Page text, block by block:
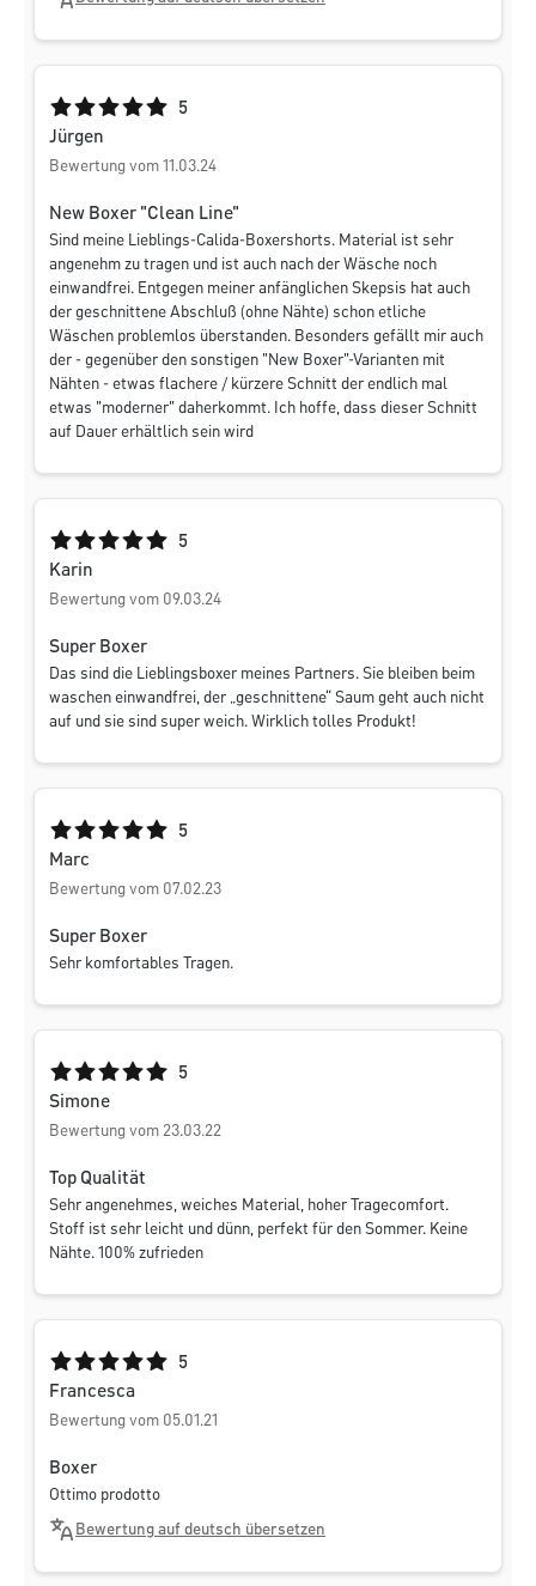
Durchschnittliche Bewertung von 5 von 5 Sternen
5
Jürgen
Bewertung vom 11.03.24
New Boxer "Clean Line"
Sind meine Lieblings-Calida-Boxershorts. Material ist sehr
angenehm zu tragen und ist auch nach der Wäsche noch
einwandfrei. Entgegen meiner anfänglichen Skepsis hat auch
der geschnittene Abschluß (ohne Nähte) schon etliche
Wäschen problemlos überstanden. Besonders gefällt mir auch
der - gegenüber den sonstigen "New Boxer"-Varianten mit
Nähten - etwas flachere / kürzere Schnitt der endlich mal
etwas "moderner" daherkommt. Ich hoffe, dass dieser Schnitt
auf Dauer erhältlich sein wird
Durchschnittliche Bewertung von 5 von 5 Sternen
5
Karin
Bewertung vom 09.03.24
Super Boxer
Das sind die Lieblingsboxer meines Partners. Sie bleiben beim
waschen einwandfrei, der „geschnittene“ Saum geht auch nicht
auf und sie sind super weich. Wirklich tolles Produkt!
Durchschnittliche Bewertung von 5 von 5 Sternen
5
Marc
Bewertung vom 07.02.23
Super Boxer
Sehr komfortables Tragen.
Durchschnittliche Bewertung von 5 von 5 Sternen
5
Simone
Bewertung vom 23.03.22
Top Qualität
Sehr angenehmes, weiches Material, hoher Tragecomfort.
Stoff ist sehr leicht und dünn, perfekt für den Sommer. Keine
Nähte. 100% zufrieden
Durchschnittliche Bewertung von 5 von 5 Sternen
5
Francesca
Bewertung vom 05.01.21
Boxer
Ottimo prodotto
Bewertung auf deutsch übersetzen